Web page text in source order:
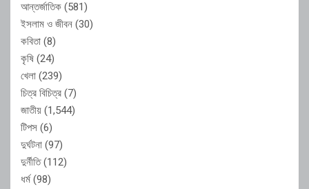
আন্তর্জাতিক (581)
ইসলাম ও জীবন (30)
কবিতা (8)
কৃষি (24)
খেলা (239)
চিত্র বিচিত্র (7)
জাতীয় (1,544)
টিপস (6)
দুর্ঘটনা (97)
দুর্নীতি(112)
ধর্ম(98)